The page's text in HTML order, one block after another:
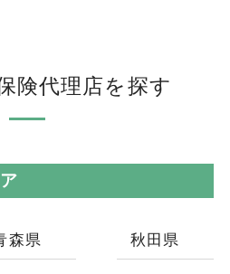
険代理店を探す
森県 秋田県